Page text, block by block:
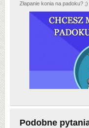
Złapanie konia na padoku? ;)
Podobne